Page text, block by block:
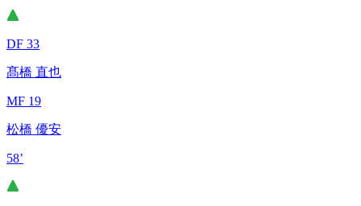
DF 33
髙橋 直也
MF 19
松橋 優安
58’